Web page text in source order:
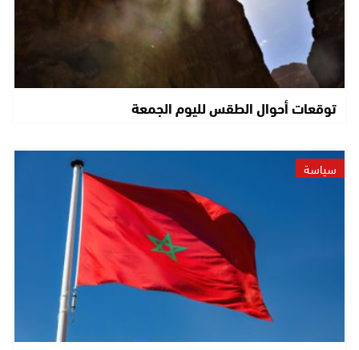
توقعات أحوال الطقس لليوم الجمعة
سياسة